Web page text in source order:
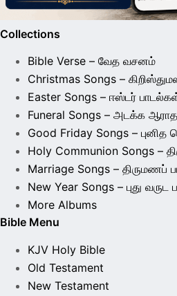
Collections
Bible Verse – வேத வசனம்
Christmas Songs –
Easter Songs – ஈஸ்டர்
Funeral Songs – அடக்க
Good Friday Songs – புனித
Holy Communion Songs –
Marriage Songs – திருமணப்
New Year Songs – புது வருட
More Albums
Bible Menu
KJV Holy Bible
Old Testament
New Testament